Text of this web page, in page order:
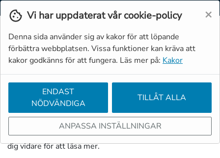
Vi har uppdaterat vår cookie-policy ×
Denna sida använder sig av kakor för att löpande
förbättra webbplatsen. Vissa funktioner kan kräva att
kakor godkänns för att fungera. Läs mer på: Kakor
ENDAST
NÖDVÄNDIGA
TILLÅT ALLA
ANPASSA INSTÄLLNINGAR
Svenska
Resurser
I menyn kan du se några resurser som vi erbjuder. Klicka
dig vidare för att läsa mer.